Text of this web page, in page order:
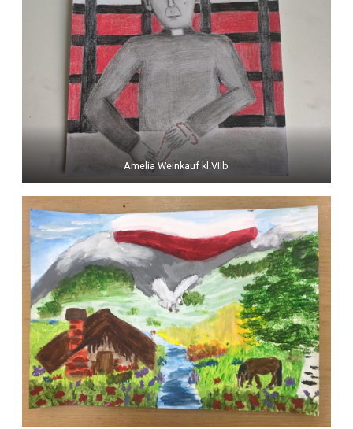
Amelia Weinkauf kl.VIIb